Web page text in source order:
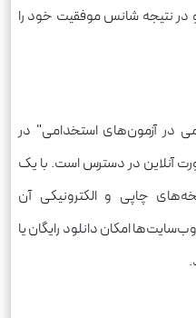
در نتیجه شانس موفقیت خود را
در آزمون‌های استخدامی" در
آنلاین در دسترس است. با یک
چاپی و الکترونیکی آن
امکان دانلود رایگان یا